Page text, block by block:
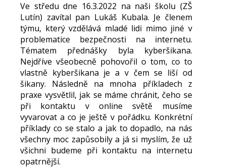
Ve středu dne 16.3.2022 na naši školu (ZŠ
Lutín) zavítal pan Lukáš Kubala. Je členem
týmu, který vzdělává mladé lidi mimo jiné v
problematice bezpečnosti na internetu.
Tématem přednášky byla kyberšikana.
Nejdříve všeobecně pohovořil o tom, co to
vlastně kyberšikana je a v čem se liší od
šikany. Následně na mnoha příkladech z
praxe vysvětlil, jak se máme chránit, čeho se
při kontaktu v online světě musíme
vyvarovat a co je ještě v pořádku. Konkrétní
příklady co se stalo a jak to dopadlo, na nás
všechny moc zapůsobily a já si myslím, že už
všichni budeme při kontaktu na internetu
opatrnější.